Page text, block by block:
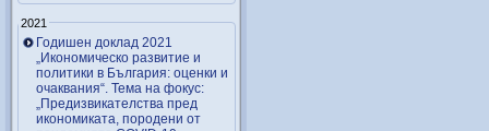
2021
Годишен доклад 2021
„Икономическо развитие и
политики в България: оценки и
очаквания“. Тема на фокус:
„Предизвикателства пред
икономиката, породени от